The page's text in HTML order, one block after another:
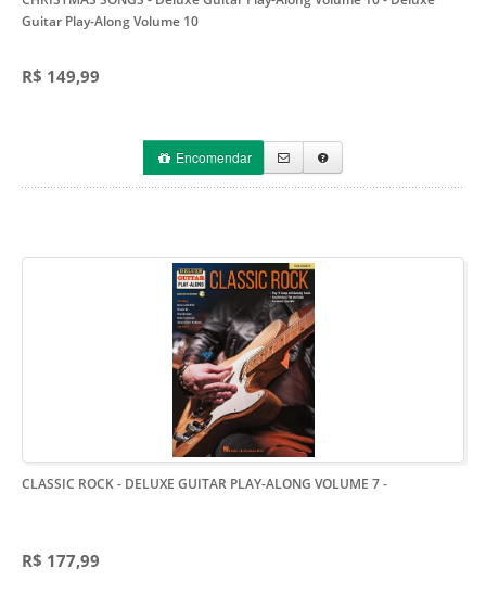
Guitar Play-Along Volume 10
R$ 149,99
Encomendar
CLASSIC ROCK - DELUXE GUITAR PLAY-ALONG VOLUME 7-
R$ 177,99